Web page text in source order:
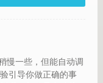
慢一些，但能自动调
引导你做正确的事